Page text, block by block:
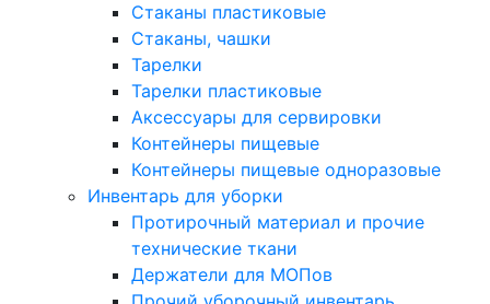
Стаканы пластиковые
Стаканы, чашки
Тарелки
Тарелки пластиковые
Аксессуары для сервировки
Контейнеры пищевые
Контейнеры пищевые одноразовые
Инвентарь для уборки
Протирочный материал и прочие
технические ткани
Держатели для МОПов